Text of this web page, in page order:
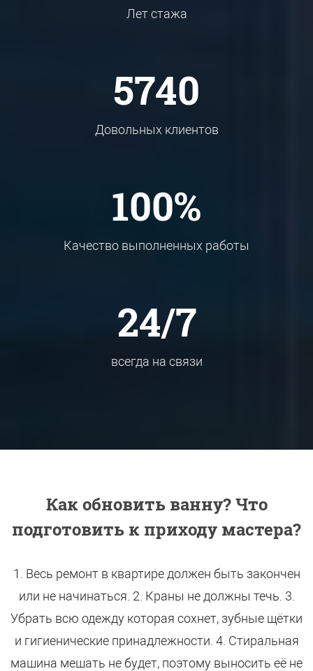
Лет стажа
5740
Довольных клиентов
100%
Качество выполненных работы
24/7
всегда на связи
Как обновить ванну? Что
подготовить к приходу мастера?
1. Весь ремонт в квартире должен быть закончен
или не начинаться. 2. Краны не должны течь. 3.
Убрать всю одежду которая сохнет, зубные щётки
и гигиенические принадлежности. 4. Стиральная
машина мешать не будет, поэтому выносить её не